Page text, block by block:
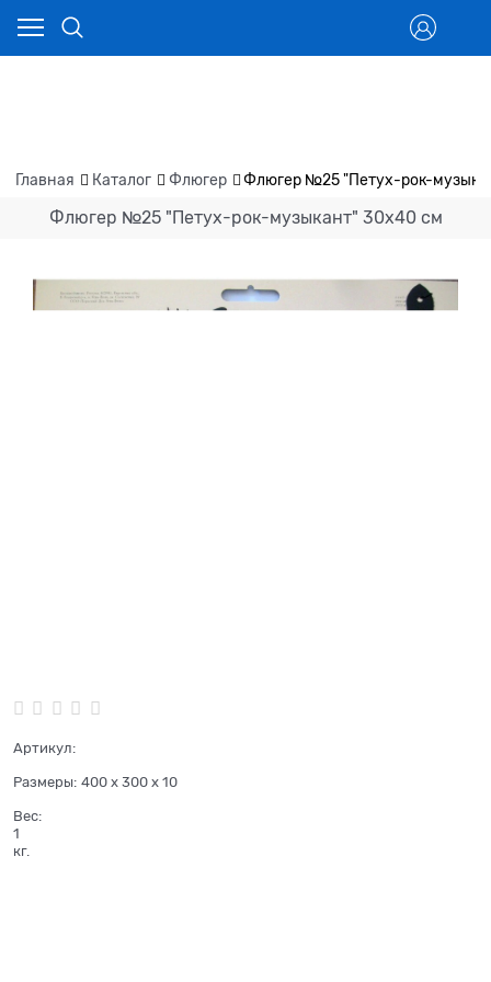
Главная Каталог Флюгер Флюгер №25 "Петух-рок-
Флюгер №25 "Петух-рок-музыкант" 30x40 см
Артикул:
Размеры: 400 x 300 x 10
Вес:
1
кг.